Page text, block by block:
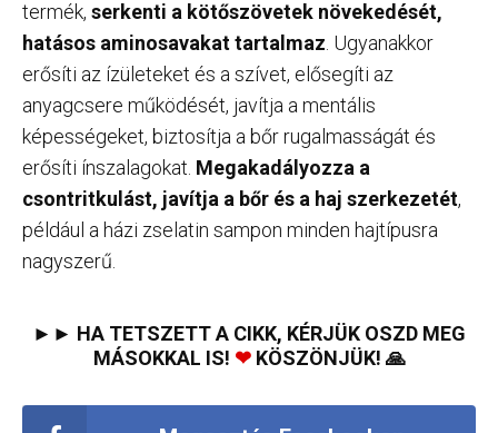
termék, serkenti a kötőszövetek növekedését,
hatásos aminosavakat tartalmaz . Ugyanakkor
erősíti az ízületeket és a szívet, elősegíti az
anyagcsere működését, javítja a mentális
képességeket, biztosítja a bőr rugalmasságát és
erősíti ínszalagokat. Megakadályozza a
csontritkulást, javítja a bőr és a haj szerkezetét,
például a házi zselatin sampon minden hajtípusra
nagyszerű.
►► HA TETSZETT A CIKK, KÉRJÜK OSZD MEG
MÁSOKKAL IS! ❤KÖSZÖNJÜK! 🙏